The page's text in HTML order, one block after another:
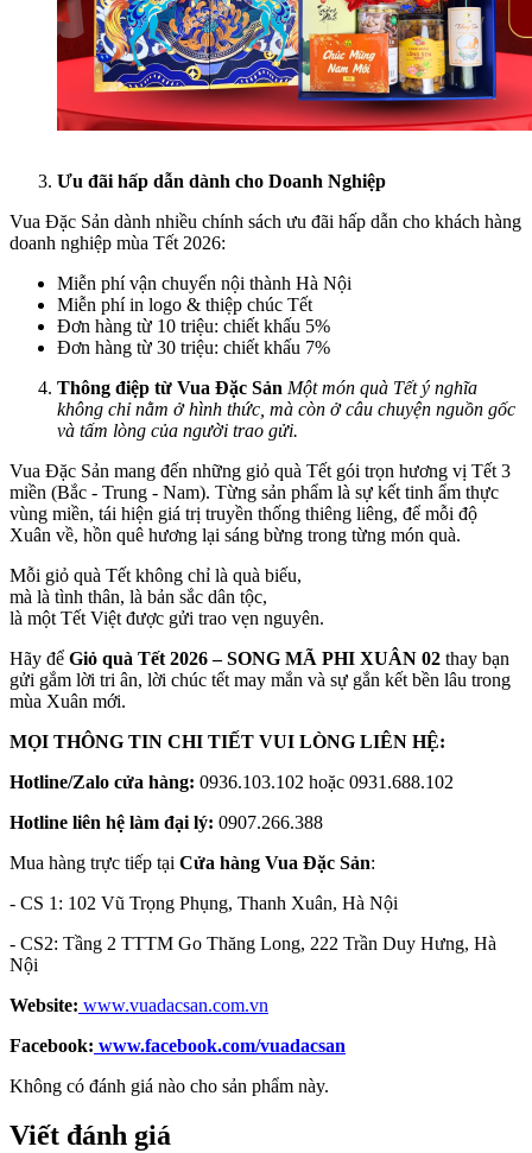
Ưu đãi hấp dẫn dành cho Doanh Nghiệp
Vua Đặc Sản dành nhiều chính sách ưu đãi hấp dẫn cho khách hàng
doanh nghiệp mùa Tết 2026:
Miễn phí vận chuyển nội thành Hà Nội
Miễn phí in logo & thiệp chúc Tết
Đơn hàng từ 10 triệu: chiết khấu 5%
Đơn hàng từ 30 triệu: chiết khấu 7%
Thông điệp từ Vua Đặc Sản Một món quà Tết ý nghĩa
không chỉ nằm ở hình thức, mà còn ở câu chuyện nguồn gốc
và tấm lòng của người trao gửi.
Vua Đặc Sản mang đến những giỏ quà Tết gói trọn hương vị Tết 3
miền (Bắc - Trung - Nam). Từng sản phẩm là sự kết tinh ẩm thực
vùng miền, tái hiện giá trị truyền thống thiêng liêng, để mỗi độ
Xuân về, hồn quê hương lại sáng bừng trong từng món quà.
Mỗi giỏ quà Tết không chỉ là quà biếu,
mà là tình thân, là bản sắc dân tộc,
là một Tết Việt được gửi trao vẹn nguyên.
Hãy để Giỏ quà Tết 2026 – SONG MÃ PHI XUÂN 02 thay bạn
gửi gắm lời tri ân, lời chúc tết may mắn và sự gắn kết bền lâu trong
mùa Xuân mới.
MỌI THÔNG TIN CHI TIẾT VUI LÒNG LIÊN HỆ:
Hotline/Zalo cửa hàng: 0936.103.102 hoặc 0931.688.102
Hotline liên hệ làm đại lý: 0907.266.388
Mua hàng trực tiếp tại Cửa hàng Vua Đặc Sản:
- CS 1: 102 Vũ Trọng Phụng, Thanh Xuân, Hà Nội
- CS2: Tầng 2 TTTM Go Thăng Long, 222 Trần Duy Hưng, Hà
Nội
Website: www.vuadacsan.com.vn
Facebook: www.facebook.com/vuadacsan
Không có đánh giá nào cho sản phẩm này.
Viết đánh giá